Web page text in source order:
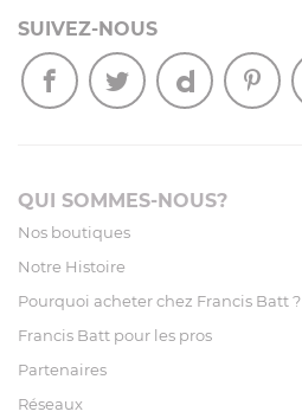
SUIVEZ-NOUS
QUI SOMMES-NOUS?
Nos boutiques
Notre Histoire
Pourquoi acheter chez Francis Batt ?
Francis Batt pour les pros
Partenaires
Réseaux